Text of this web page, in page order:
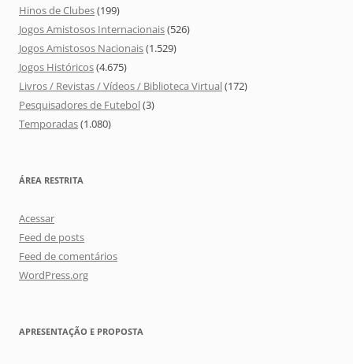
Hinos de Clubes(199)
Jogos Amistosos Internacionais(526)
Jogos Amistosos Nacionais(1.529)
Jogos Históricos(4.675)
Livros / Revistas / Vídeos / Biblioteca Virtual(172)
Pesquisadores de Futebol(3)
Temporadas(1.080)
ÁREA RESTRITA
Acessar
Feed de posts
Feed de comentários
WordPress.org
APRESENTAÇÃO E PROPOSTA